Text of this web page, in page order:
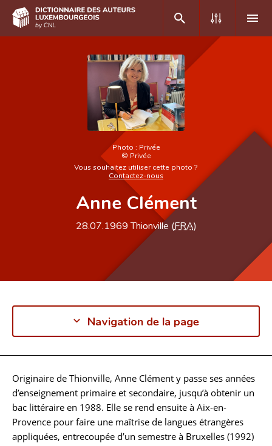
Recherche avancée
Photo : Privée
© Privée
Vous souhaitez utiliser cette photo ?
Contactez-nous
Anne Clément
28.07.1969Thionville (FRA)
Navigation de la page
Biographie
Originaire de Thionville, Anne Clément y passe ses années
d’enseignement primaire et secondaire, jusqu’à obtenir un
bac littéraire en 1988. Elle se rend ensuite à Aix-en-
Provence pour faire une maîtrise de langues étrangères
appliquées, entrecoupée d’un semestre à Bruxelles (1992)